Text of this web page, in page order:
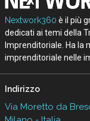
Nextwork360 è il più
dedicati ai temi della
Imprenditoriale. Ha la
imprenditoriale nelle
Indirizzo
Via Moretto da